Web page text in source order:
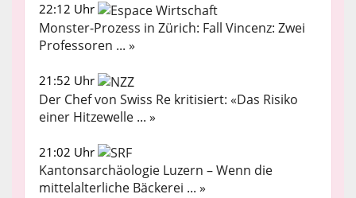
22:12 Uhr
Monster-Prozess in Zürich: Fall Vincenz: Zwei
Professoren ... »
21:52 Uhr
Der Chef von Swiss Re kritisiert: «Das Risiko
einer Hitzewelle ... »
21:02 Uhr
Kantonsarchäologie Luzern – Wenn die
mittelalterliche Bäckerei ... »